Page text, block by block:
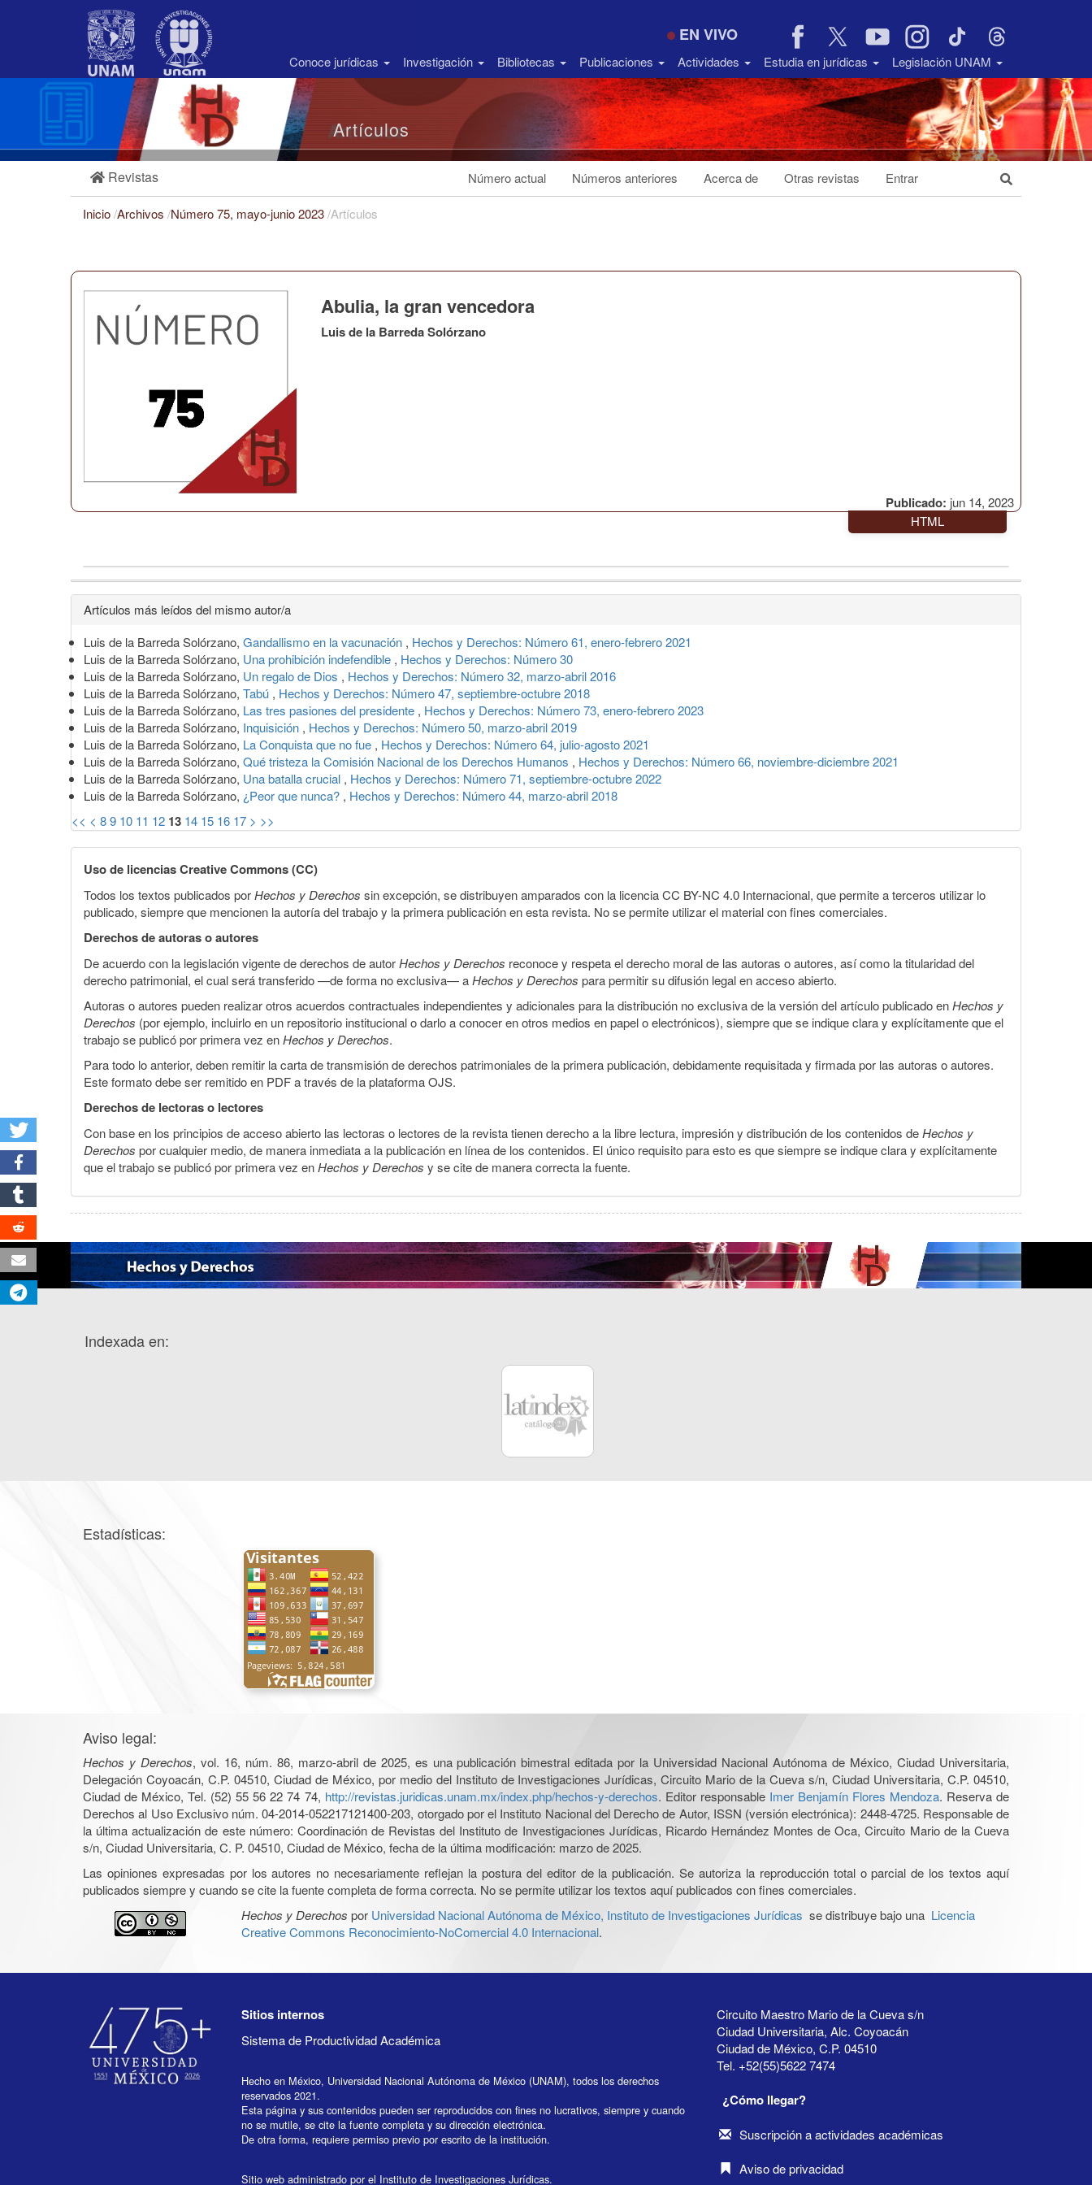
Barra
EN VIVO
Conoce jurídicas Investigación Bibliotecas Publicaciones Actividades Estudia en jurídicas Legislación UNAM
Artículos
Revistas Número actual Números anteriores Acerca de Otras revistas Entrar
Inicio/Archivos /Número 75, mayo-junio 2023/Artículos
Publicado: jun 14, 2023
Abulia, la gran vencedora
Luis de la Barreda Solórzano
HTML
Detalles
del
artículo
Artículos más leídos del mismo autor/a
Luis de la Barreda Solórzano, Gandallismo en la vacunación , Hechos y Derechos: Número 61, enero-febrero 2021
Luis de la Barreda Solórzano, Una prohibición indefendible , Hechos y Derechos: Número 30
Luis de la Barreda Solórzano, Un regalo de Dios , Hechos y Derechos: Número 32, marzo-abril 2016
Luis de la Barreda Solórzano, Tabú , Hechos y Derechos: Número 47, septiembre-octubre 2018
Luis de la Barreda Solórzano, Las tres pasiones del presidente , Hechos y Derechos: Número 73, enero-febrero 2023
Luis de la Barreda Solórzano, Inquisición , Hechos y Derechos: Número 50, marzo-abril 2019
Luis de la Barreda Solórzano, La Conquista que no fue , Hechos y Derechos: Número 64, julio-agosto 2021
Luis de la Barreda Solórzano, Qué tristeza la Comisión Nacional de los Derechos Humanos , Hechos y Derechos: Número 66, noviembre-diciembre 2021
Luis de la Barreda Solórzano, Una batalla crucial , Hechos y Derechos: Número 71, septiembre-octubre 2022
Luis de la Barreda Solórzano, ¿Peor que nunca? , Hechos y Derechos: Número 44, marzo-abril 2018
<< < 89 10 11 12 13 14 15 16 17 > >>
Uso de licencias Creative Commons (CC)
Todos los textos publicados porHechos y Derechos sin excepción, se distribuyen amparados con la licencia CC BY-NC 4.0 Internacional, que permite a terceros utilizar lo
publicado, siempre que mencionen la autoría del trabajo y la primera publicación en esta revista. No se permite utilizar el material con fines comerciales.
Derechos de autoras o autores
De acuerdo con la legislación vigente de derechos de autorHechos y Derechos reconoce y respeta el derecho moral de las autoras o autores, así como la titularidad del
derecho patrimonial, el cual será transferido —de forma no exclusiva— aHechos y Derechos para permitir su difusión legal en acceso abierto.
Autoras o autores pueden realizar otros acuerdos contractuales independientes y adicionales para la distribución no exclusiva de la versión del artículo publicado enHechos y
Derechos (por ejemplo, incluirlo en un repositorio institucional o darlo a conocer en otros medios en papel o electrónicos), siempre que se indique clara y explícitamente que el
trabajo se publicó por primera vez enHechos y Derechos.
Para todo lo anterior, deben remitir la carta de transmisión de derechos patrimoniales de la primera publicación, debidamente requisitada y firmada por las autoras o autores.
Este formato debe ser remitido en PDF a través de la plataforma OJS.
Derechos de lectoras o lectores
Con base en los principios de acceso abierto las lectoras o lectores de la revista tienen derecho a la libre lectura, impresión y distribución de los contenidos deHechos y
Derechos por cualquier medio, de manera inmediata a la publicación en línea de los contenidos. El único requisito para esto es que siempre se indique clara y explícitamente
que el trabajo se publicó por primera vez enHechos y Derechos y se cite de manera correcta la fuente.
Indexada en:
Estadísticas:
Aviso legal:
Hechos y Derechos, vol. 16, núm. 86, marzo-abril de 2025, es una publicación bimestral editada por la Universidad Nacional Autónoma de México, Ciudad Universitaria,
Delegación Coyoacán, C.P. 04510, Ciudad de México, por medio del Instituto de Investigaciones Jurídicas, Circuito Mario de la Cueva s/n, Ciudad Universitaria, C.P. 04510,
Ciudad de México, Tel. (52) 55 56 22 74 74, http://revistas.juridicas.unam.mx/index.php/hechos-y-derechos. Editor responsable Imer Benjamín Flores Mendoza. Reserva de
Derechos al Uso Exclusivo núm. 04-2014-052217121400-203, otorgado por el Instituto Nacional del Derecho de Autor, ISSN (versión electrónica): 2448-4725. Responsable de
la última actualización de este número: Coordinación de Revistas del Instituto de Investigaciones Jurídicas, Ricardo Hernández Montes de Oca, Circuito Mario de la Cueva
s/n, Ciudad Universitaria, C. P. 04510, Ciudad de México, fecha de la última modificación: marzo de 2025.
Las opiniones expresadas por los autores no necesariamente reflejan la postura del editor de la publicación. Se autoriza la reproducción total o parcial de los textos aquí
publicados siempre y cuando se cite la fuente completa de forma correcta. No se permite utilizar los textos aquí publicados con fines comerciales.
Hechos y Derechos por Universidad Nacional Autónoma de México, Instituto de Investigaciones Jurídicas se distribuye bajo una Licencia
Creative Commons Reconocimiento-NoComercial 4.0 Internacional.
Sitios internos
Sistema de Productividad Académica
Hecho en México, Universidad Nacional Autónoma de México (UNAM), todos los derechos
reservados 2021.
Esta página y sus contenidos pueden ser reproducidos con fines no lucrativos, siempre y cuando
no se mutile, se cite la fuente completa y su dirección electrónica.
De otra forma, requiere permiso previo por escrito de la institución.
Sitio web administrado por el Instituto de Investigaciones Jurídicas.
Circuito Maestro Mario de la Cueva s/n
Ciudad Universitaria, Alc. Coyoacán
Ciudad de México, C.P. 04510
Tel. +52(55)5622 7474
¿Cómo llegar?
Suscripción a actividades académicas
Aviso de privacidad